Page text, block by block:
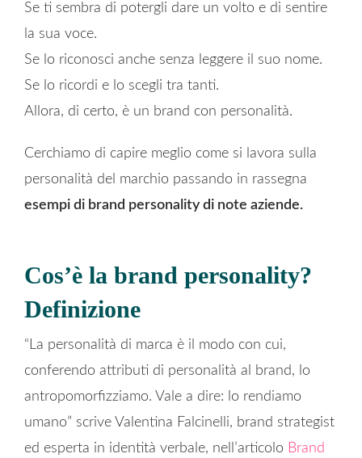
Se ti sembra di potergli dare un volto e di sentire
la sua voce.
Se lo riconosci anche senza leggere il suo nome.
Se lo ricordi e lo scegli tra tanti.
Allora, di certo, è un brand con personalità.
Cerchiamo di capire meglio come si lavora sulla
personalità del marchio passando in rassegna
esempi di brand personality di note aziende.
Cos’è la brand personality?
Definizione
“La personalità di marca è il modo con cui,
conferendo attributi di personalità al brand, lo
antropomorfizziamo. Vale a dire: lo rendiamo
umano” scrive Valentina Falcinelli, brand strategist
ed esperta in identità verbale, nell’articolo Brand